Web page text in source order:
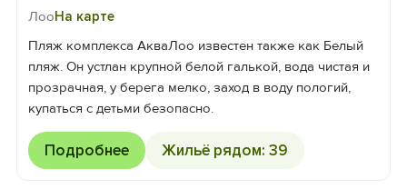
ЛооНа карте
Пляж комплекса АкваЛоо известен также как Белый
пляж. Он устлан крупной белой галькой, вода чистая и
прозрачная, у берега мелко, заход в воду пологий,
купаться с детьми безопасно.
Подробнее Жильё рядом: 39